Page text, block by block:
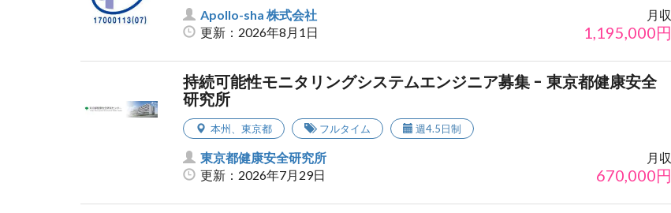
Apollo-sha 株式会社
更新：2026年8月1日
月収
1,195,000円
持続可能性モニタリングシステムエンジニア募集 - 東京都健康安全
研究所
本州、 東京都 フルタイム 週4.5日制
東京都健康安全研究所
更新：2026年7月29日
月収
670,000円